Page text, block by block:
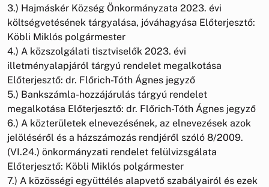
3.) Hajmáskér Község Önkormányzata 2023. évi
költségvetésének tárgyalása, jóváhagyása Előterjesztő:
Köbli Miklós polgármester
4.) A közszolgálati tisztviselők 2023. évi
illetményalapjáról tárgyú rendelet megalkotása
Előterjesztő: dr. Flőrich-Tóth Ágnes jegyző
5.) Bankszámla-hozzájárulás tárgyú rendelet
megalkotása Előterjesztő: dr. Flőrich-Tóth Ágnes jegyző
6.) A közterületek elnevezésének, az elnevezések azok
jelöléséről és a házszámozás rendjéről szóló 8/2009.
(VI.24.) önkormányzati rendelet felülvizsgálata
Előterjesztő: Köbli Miklós polgármester
7.) A közösségi együttélés alapvető szabályairól és ezek